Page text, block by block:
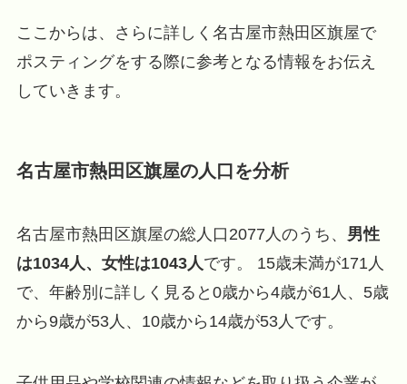
ここからは、さらに詳しく名古屋市熱田区旗屋で
ポスティングをする際に参考となる情報をお伝え
していきます。
名古屋市熱田区旗屋の人口を分析
名古屋市熱田区旗屋の総人口2077人のうち、 男性
は1034人、女性は1043人 です。 15歳未満が171人
で、年齢別に詳しく見ると0歳から4歳が61人、5歳
から9歳が53人、10歳から14歳が53人です。